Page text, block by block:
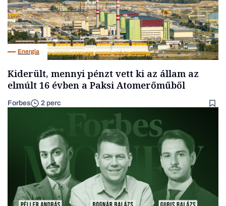
Energia
Kiderült, mennyi pénzt vett ki az állam az
elmúlt 16 évben a Paksi Atomerőműből
Forbes 2 perc